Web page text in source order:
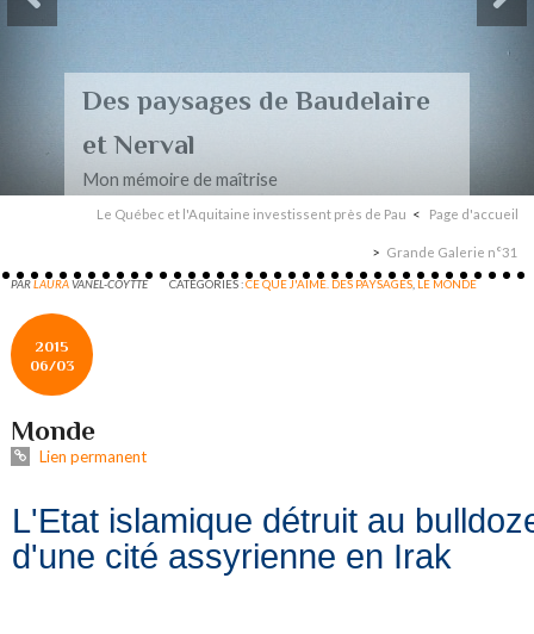
Des paysages de Baudelaire
et Nerval
Mon mémoire de maîtrise
Le Québec et l'Aquitaine investissent près de Pau Page d'accueil
Grande Galerie n°31
PARLAURAVANEL-COYTTE CATÉGORIES :CE QUE J'AIME. DES PAYSAGES LE MONDE
2015
06/03
Monde
Lien permanent
L'Etat islamique détruit au
d'une cité assyrienne en Irak